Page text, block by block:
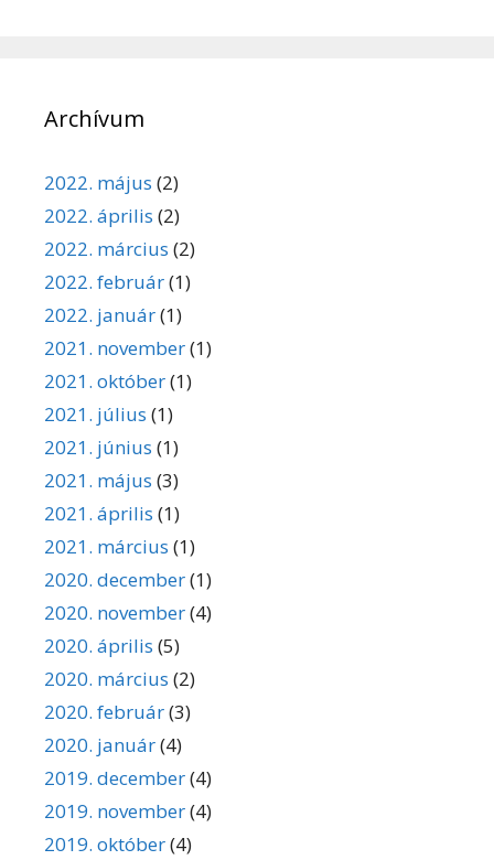
Archívum
2022. május (2)
2022. április (2)
2022. március (2)
2022. február(1)
2022. január(1)
2021. november(1)
2021. október(1)
2021. július (1)
2021. június (1)
2021. május (3)
2021. április (1)
2021. március (1)
2020. december(1)
2020. november(4)
2020. április (5)
2020. március (2)
2020. február(3)
2020. január(4)
2019. december(4)
2019. november(4)
2019. október(4)